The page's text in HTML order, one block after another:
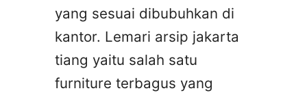
yang sesuai dibubuhkan di
kantor. Lemari arsip jakarta
tiang yaitu salah satu
furniture terbagus yang